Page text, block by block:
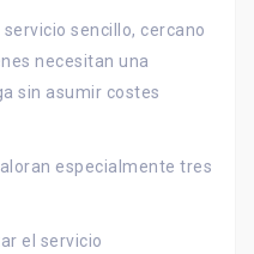
sencillo, cercano
necesitan una
sin asumir costes
especialmente tres
el servicio